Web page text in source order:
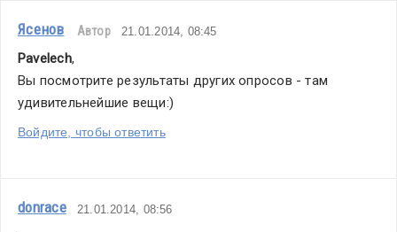
Ясенов Автор 21.01.2014, 08:45
Pavelech,
Вы посмотрите результаты других опросов - там
удивительнейшие вещи:)
Войдите, чтобы ответить
donrace 21.01.2014, 08:56